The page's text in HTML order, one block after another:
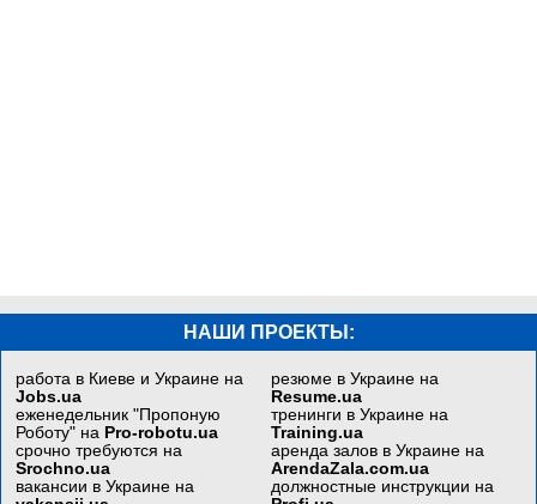
НАШИ ПРОЕКТЫ:
работа в Киеве и Украине на
Jobs.ua
еженедельник "Пропоную
Роботу" на Pro-robotu.ua
срочно требуются на
Srochno.ua
вакансии в Украине на
резюме в Украине на
Resume.ua
тренинги в Украине на
Training.ua
аренда залов в Украине на
ArendaZala.com.ua
должностные инструкции на